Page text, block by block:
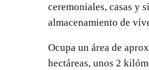
ceremoniales, casas y
almacenamiento de
Ocupa un área de
hectáreas, unos 2